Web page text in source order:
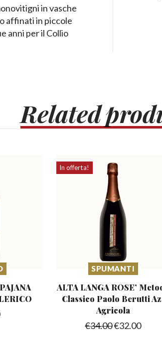
in vasche
affinati in piccole
anni per il Collio
Related
In offerta!
SPUMANTI
ALTA LANGA ROSE’
Classico Paolo Berutti
Agricola
€34.00€32.00